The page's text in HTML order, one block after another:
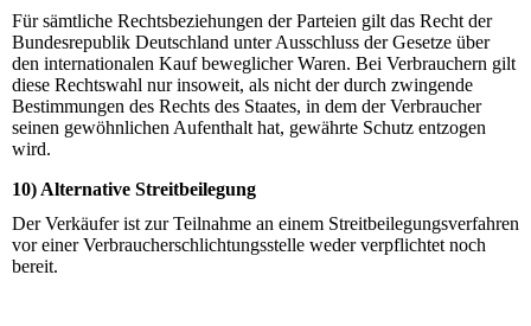
Für sämtliche Rechtsbeziehungen der Parteien gilt das Recht der
Bundesrepublik Deutschland unter Ausschluss der Gesetze über
den internationalen Kauf beweglicher Waren. Bei Verbrauchern gilt
diese Rechtswahl nur insoweit, als nicht der durch zwingende
Bestimmungen des Rechts des Staates, in dem der Verbraucher
seinen gewöhnlichen Aufenthalt hat, gewährte Schutz entzogen
wird.
10) Alternative Streitbeilegung
Der Verkäufer ist zur Teilnahme an einem Streitbeilegungsverfahren
vor einer Verbraucherschlichtungsstelle weder verpflichtet noch
bereit.